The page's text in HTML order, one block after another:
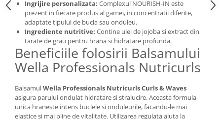
Ingrijire personalizata: Complexul NOURISH-IN este
prezent in fiecare produs al gamei, in concentratii diferite,
adaptate tipului de bucla sau onduleu.
Ingrediente nutritive: Contine ulei de jojoba si extract din
tarate de grau pentru hrana si hidratare profunda.
Beneficiile folosirii Balsamului
Wella Professionals Nutricurls
BalsamulWella Professionals Nutricurls Curls & Waves
asigura parului ondulat hidratare si stralucire. Aceasta formula
unica hraneste intens buclele si onduleurile, facandu-le mai
elastice si mai pline de vitalitate. Utilizarea regulata ajuta la